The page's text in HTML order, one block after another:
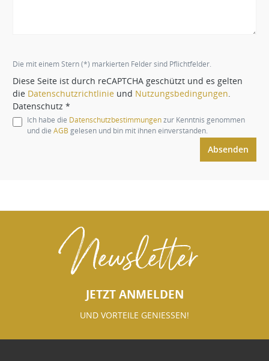
Die mit einem Stern (*) markierten Felder sind Pflichtfelder.
Diese Seite ist durch reCAPTCHA geschützt und es gelten
die Datenschutzrichtlinie und Nutzungsbedingungen.
Datenschutz *
Ich habe die Datenschutzbestimmungenzur Kenntnis genommen
und die AGB gelesen und bin mit ihnen einverstanden.
Absenden
Newsletter
JETZT ANMELDEN
UND VORTEILE GENIESSEN!